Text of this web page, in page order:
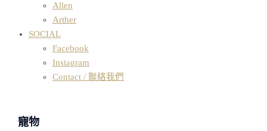
Allen
Arther
SOCIAL
Facebook
Instagram
Contact / 聯絡我們
寵物